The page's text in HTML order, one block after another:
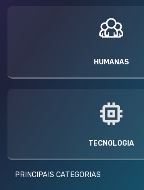
HUMANAS
TECNOLOGIA
PRINCIPAIS CATEGORIAS